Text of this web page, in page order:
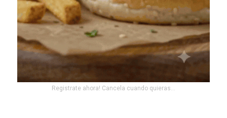
Registrate ahora! Cancela cuando quieras...